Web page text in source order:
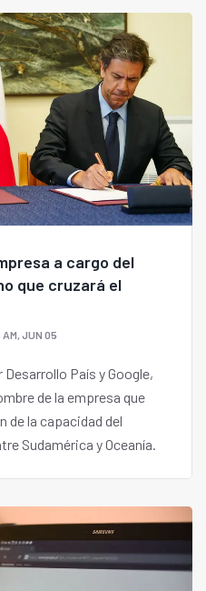
a cargo del
que cruzará el
AM, JUN 05
País y Google,
de la empresa que
de la capacidad del
Sudamérica y Oceanía.